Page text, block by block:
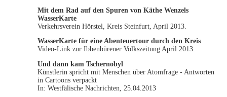
Mit dem Rad auf den Spuren von Käthe Wenzels
WasserKarte
Verkehrsverein Hörstel, Kreis Steinfurt, April 2013.
WasserKarte für eine Abenteuertour durch den Kreis
Video-Link zur Ibbenbürener Volkszeitung April 2013.
Und dann kam Tschernobyl
Künstlerin spricht mit Menschen über Atomfrage - Antworten
in Cartoons verpackt
In: Westfälische Nachrichten, 25.04.2013